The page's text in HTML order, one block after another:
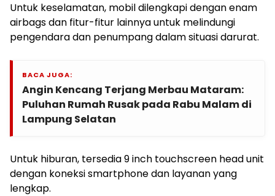
Untuk keselamatan, mobil dilengkapi dengan enam
airbags dan fitur-fitur lainnya untuk melindungi
pengendara dan penumpang dalam situasi darurat.
BACA JUGA:
Angin Kencang Terjang Merbau Mataram:
Puluhan Rumah Rusak pada Rabu Malam di
Lampung Selatan
Untuk hiburan, tersedia 9 inch touchscreen head unit
dengan koneksi smartphone dan layanan yang
lengkap.